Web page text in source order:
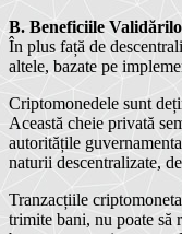
B. Beneficiile
În plus față de
altele, bazate pe
Criptomonedele sunt
Această cheie privată
autoritățile
naturii descentralizate,
Tranzacțiile
trimite bani, nu poate să